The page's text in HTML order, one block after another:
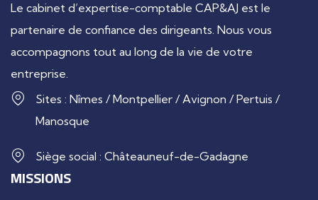
Le cabinet d’expertise-comptable CAP&AJ est le
partenaire de confiance des dirigeants. Nous vous
accompagnons tout au long de la vie de votre
entreprise.
Sites : Nîmes / Montpellier / Avignon / Pertuis /
Manosque
Siège social : Châteauneuf-de-Gadagne
MISSIONS